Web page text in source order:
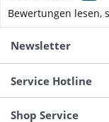
Bewertungen lesen,
Newsletter
Service Hotline
Shop Service